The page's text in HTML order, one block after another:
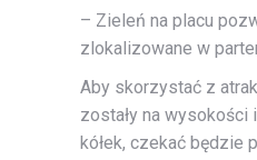
– Zieleń na placu
zlokalizowane w
Aby skorzystać z
zostały na
kółek, czekać będzie